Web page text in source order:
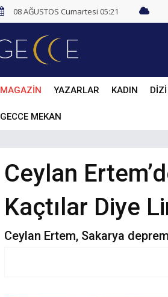
08 AĞUSTOS Cumartesi 05:21
MAGAZİN YAZARLAR KADIN
GECCE MEKAN
Ceylan
Kaçtılar Diye
Ceylan Ertem, Sakarya